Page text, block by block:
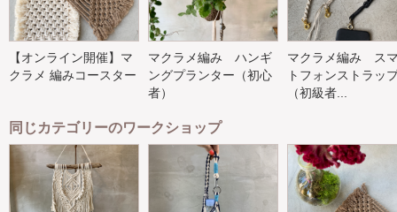
【オンライン開催】マ
クラメ 編みコースター
マクラメ編み ハンギ
ングプランター（初心
者）
マクラメ編み ス
トフォンストラッ
（初級者...
同じカテゴリーのワークショップ